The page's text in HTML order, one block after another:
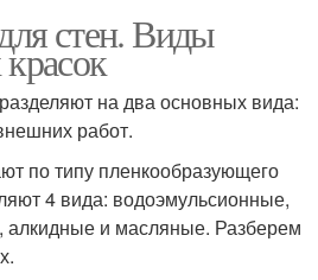
стен. Виды
на два основных вида:
работ.
по типу пленкообразующего
4 вида: водоэмульсионные,
алкидные и масляные. Разберем